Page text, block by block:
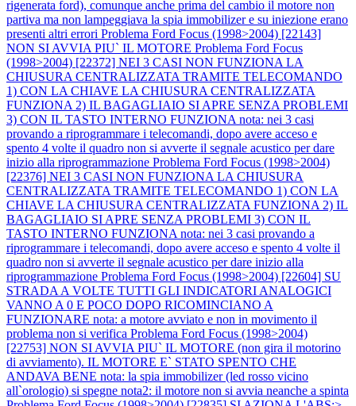
rigenerata ford), comunque anche prima del cambio il motore non
partiva ma non lampeggiava la spia immobilizer e su iniezione erano
presenti altri errori Problema Ford Focus (1998>2004) [22143]
NON SI AVVIA PIU` IL MOTORE Problema Ford Focus
(1998>2004) [22372] NEI 3 CASI NON FUNZIONA LA
CHIUSURA CENTRALIZZATA TRAMITE TELECOMANDO
1) CON LA CHIAVE LA CHIUSURA CENTRALIZZATA
FUNZIONA 2) IL BAGAGLIAIO SI APRE SENZA PROBLEMI
3) CON IL TASTO INTERNO FUNZIONA nota: nei 3 casi
provando a riprogrammare i telecomandi, dopo avere acceso e
spento 4 volte il quadro non si avverte il segnale acustico per dare
inizio alla riprogrammazione Problema Ford Focus (1998>2004)
[22376] NEI 3 CASI NON FUNZIONA LA CHIUSURA
CENTRALIZZATA TRAMITE TELECOMANDO 1) CON LA
CHIAVE LA CHIUSURA CENTRALIZZATA FUNZIONA 2) IL
BAGAGLIAIO SI APRE SENZA PROBLEMI 3) CON IL
TASTO INTERNO FUNZIONA nota: nei 3 casi provando a
riprogrammare i telecomandi, dopo avere acceso e spento 4 volte il
quadro non si avverte il segnale acustico per dare inizio alla
riprogrammazione Problema Ford Focus (1998>2004) [22604] SU
STRADA A VOLTE TUTTI GLI INDICATORI ANALOGICI
VANNO A 0 E POCO DOPO RICOMINCIANO A
FUNZIONARE nota: a motore avviato e non in movimento il
problema non si verifica Problema Ford Focus (1998>2004)
[22753] NON SI AVVIA PIU` IL MOTORE (non gira il motorino
di avviamento). IL MOTORE E` STATO SPENTO CHE
ANDAVA BENE nota: la spia immobilizer (led rosso vicino
all`orologio) si spegne nota2: il motore non si avvia neanche a spinta